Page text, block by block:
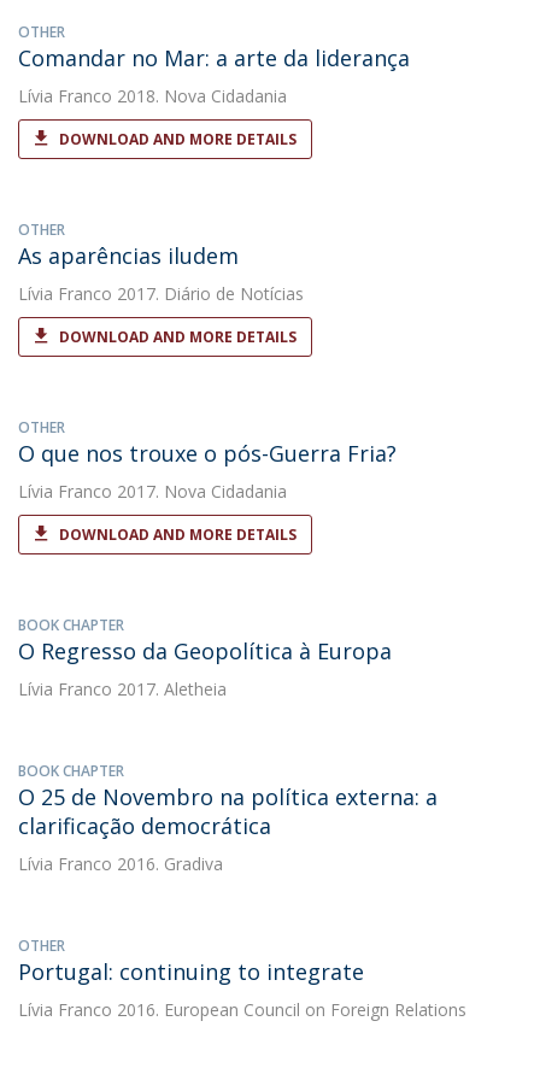
OTHER
Comandar no Mar: a arte da liderança
Lívia Franco 2018. Nova Cidadania
DOWNLOAD AND MORE DETAILS
OTHER
As aparências iludem
Lívia Franco 2017. Diário de Notícias
DOWNLOAD AND MORE DETAILS
OTHER
O que nos trouxe o pós-Guerra Fria?
Lívia Franco 2017. Nova Cidadania
DOWNLOAD AND MORE DETAILS
BOOK CHAPTER
O Regresso da Geopolítica à Europa
Lívia Franco 2017. Aletheia
BOOK CHAPTER
O 25 de Novembro na política externa: a
clarificação democrática
Lívia Franco 2016. Gradiva
OTHER
Portugal: continuing to integrate
Lívia Franco 2016. European Council on Foreign Relations